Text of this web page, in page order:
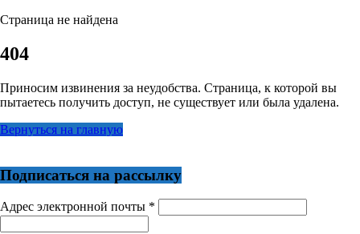
Страница не найдена
404
Приносим извинения за неудобства. Страница, к которой вы
пытаетесь получить доступ, не существует или была удалена.
Вернуться на главную
Подписаться на рассылку
Адрес электронной почты *